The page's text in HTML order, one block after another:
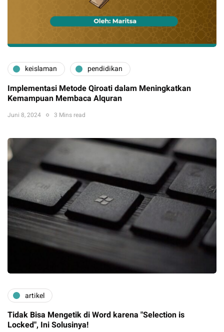
keislaman pendidikan
Implementasi Metode Qiroati dalam Meningkatkan
Kemampuan Membaca Alquran
Juni 8, 2024 3 Mins read
artikel
Tidak Bisa Mengetik di Word karena "Selection is
Locked", Ini Solusinya!